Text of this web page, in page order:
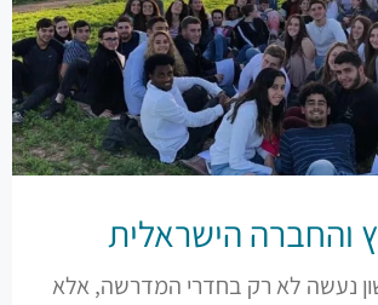
והחברה הישראלית
נעשה לא רק בחדרי המדרשה, אלא